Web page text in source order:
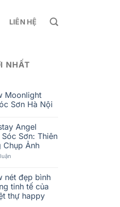
LIÊN HỆ
NHẤT
Moonlight
Sơn Hà Nội
Angel
Sóc Sơn: Thiên
Ảnh
nét đẹp bình
tinh tế của
thự happy